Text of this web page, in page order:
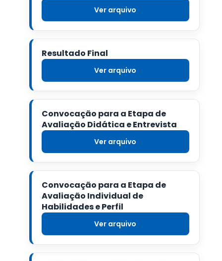
Ver arquivo
Resultado Final
Ver arquivo
Convocação para a Etapa de
Avaliação Didática e Entrevista
Ver arquivo
Convocação para a Etapa de
Avaliação Individual de
Habilidades e Perfil
Ver arquivo